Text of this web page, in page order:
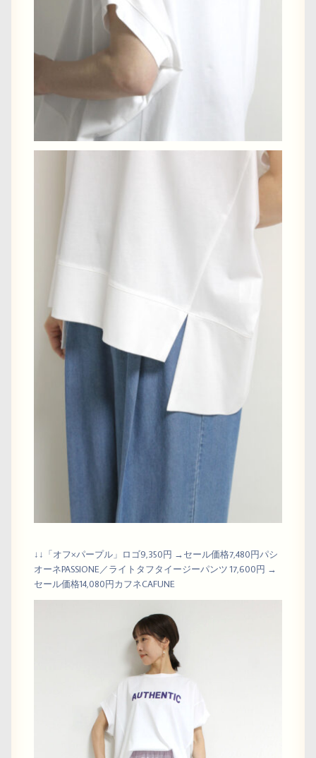
↓↓「オフ×パープル」ロゴ9,350円 →セール価格7,480円パシ
オーネPASSIONE／ライトタフタイージーパンツ 17,600円 →
セール価格14,080円カフネCAFUNE